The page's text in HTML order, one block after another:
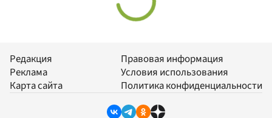
Редакция
Реклама
Карта сайта
Правовая информация
Условия использования
Политика конфиденциальности